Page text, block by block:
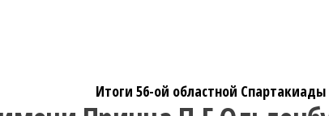
Итоги 56-ой областной